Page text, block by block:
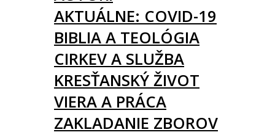
AKTUÁLNE: COVID-19
BIBLIA A TEOLÓGIA
CIRKEV A SLUŽBA
KRESŤANSKÝ ŽIVOT
VIERA A PRÁCA
ZAKLADANIE ZBOROV